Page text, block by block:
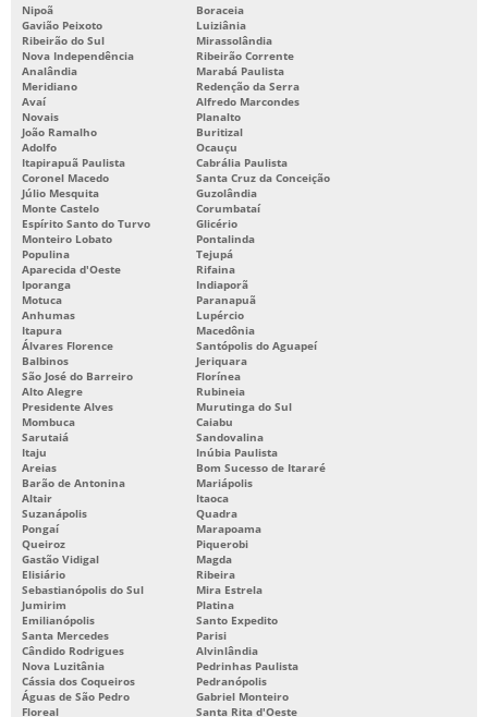
Nipoã
Boraceia
Gavião Peixoto
Luiziânia
Ribeirão do Sul
Mirassolândia
Nova Independência
Ribeirão Corrente
Analândia
Marabá Paulista
Meridiano
Redenção da Serra
Avaí
Alfredo Marcondes
Novais
Planalto
João Ramalho
Buritizal
Adolfo
Ocauçu
Itapirapuã Paulista
Cabrália Paulista
Coronel Macedo
Santa Cruz da Conceição
Júlio Mesquita
Guzolândia
Monte Castelo
Corumbataí
Espírito Santo do Turvo
Glicério
Monteiro Lobato
Pontalinda
Populina
Tejupá
Aparecida d'Oeste
Rifaina
Iporanga
Indiaporã
Motuca
Paranapuã
Anhumas
Lupércio
Itapura
Macedônia
Álvares Florence
Santópolis do Aguapeí
Balbinos
Jeriquara
São José do Barreiro
Florínea
Alto Alegre
Rubineia
Presidente Alves
Murutinga do Sul
Mombuca
Caiabu
Sarutaiá
Sandovalina
Itaju
Inúbia Paulista
Areias
Bom Sucesso de Itararé
Barão de Antonina
Mariápolis
Altair
Itaoca
Suzanápolis
Quadra
Pongaí
Marapoama
Queiroz
Piquerobi
Gastão Vidigal
Magda
Elisiário
Ribeira
Sebastianópolis do Sul
Mira Estrela
Jumirim
Platina
Emilianópolis
Santo Expedito
Santa Mercedes
Parisi
Cândido Rodrigues
Alvinlândia
Nova Luzitânia
Pedrinhas Paulista
Cássia dos Coqueiros
Pedranópolis
Águas de São Pedro
Gabriel Monteiro
Floreal
Santa Rita d'Oeste